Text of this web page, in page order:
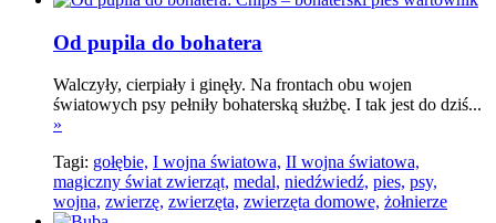
Od pupila do bohatera
Walczyły, cierpiały i ginęły. Na frontach obu wojen
światowych psy pełniły bohaterską służbę. I tak jest do dziś...
»
Tagi: gołębie, I wojna światowa, II wojna światowa,
magiczny świat zwierząt, medal, niedźwiedź, pies, psy,
wojna, zwierzę, zwierzęta, zwierzęta domowe, żołnierze